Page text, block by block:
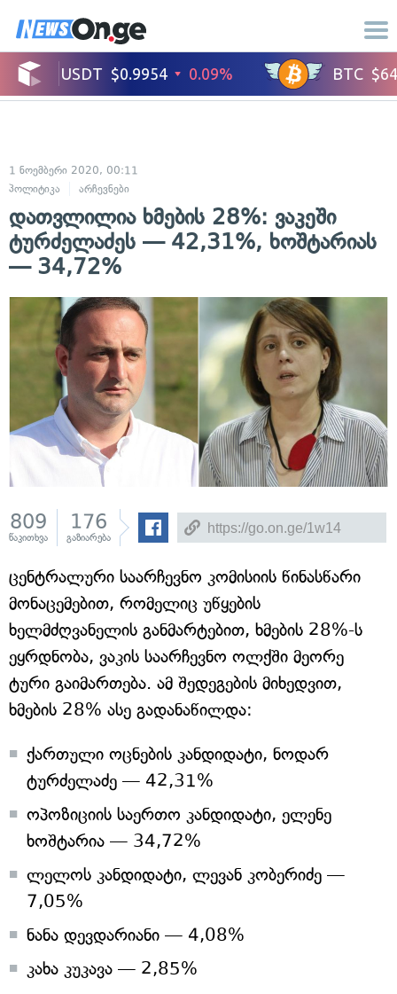
1 ნოემბერი 2020, 00:11
პოლიტიკა
არჩევნები
დათვლილია ხმების 28%: ვაკეში
ტურძელაძეს — 42,31%, ხოშტარიას
— 34,72%
809
წაკითხვა
176
გაზიარება
ცენტრალური საარჩევნო კომისიის წინასწარი
მონაცემებით, რომელიც უწყების
ხელმძღვანელის განმარტებით, ხმების 28%-ს
ეყრდნობა, ვაკის საარჩევნო ოლქში მეორე
ტური გაიმართება. ამ შედეგების მიხედვით,
ხმების 28% ასე გადანაწილდა:
ქართული ოცნების კანდიდატი, ნოდარ
ტურძელაძე — 42,31%
ოპოზიციის საერთო კანდიდატი, ელენე
ხოშტარია — 34,72%
ლელოს კანდიდატი, ლევან კობერიძე —
7,05%
ნანა დევდარიანი — 4,08%
კახა კუკავა — 2,85%